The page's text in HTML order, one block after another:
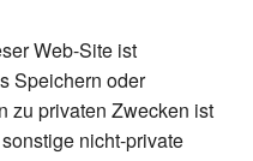
Web-Site ist
Speichern oder
zu privaten Zwecken ist
nicht-private